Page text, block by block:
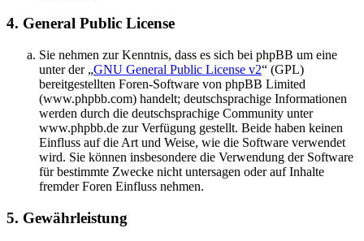
4. General Public License
Sie nehmen zur Kenntnis, dass es sich bei phpBB um eine
unter der „GNU General Public License v2“ (GPL)
bereitgestellten Foren-Software von phpBB Limited
(www.phpbb.com) handelt; deutschsprachige Informationen
werden durch die deutschsprachige Community unter
www.phpbb.de zur Verfügung gestellt. Beide haben keinen
Einfluss auf die Art und Weise, wie die Software verwendet
wird. Sie können insbesondere die Verwendung der Software
für bestimmte Zwecke nicht untersagen oder auf Inhalte
fremder Foren Einfluss nehmen.
5. Gewährleistung